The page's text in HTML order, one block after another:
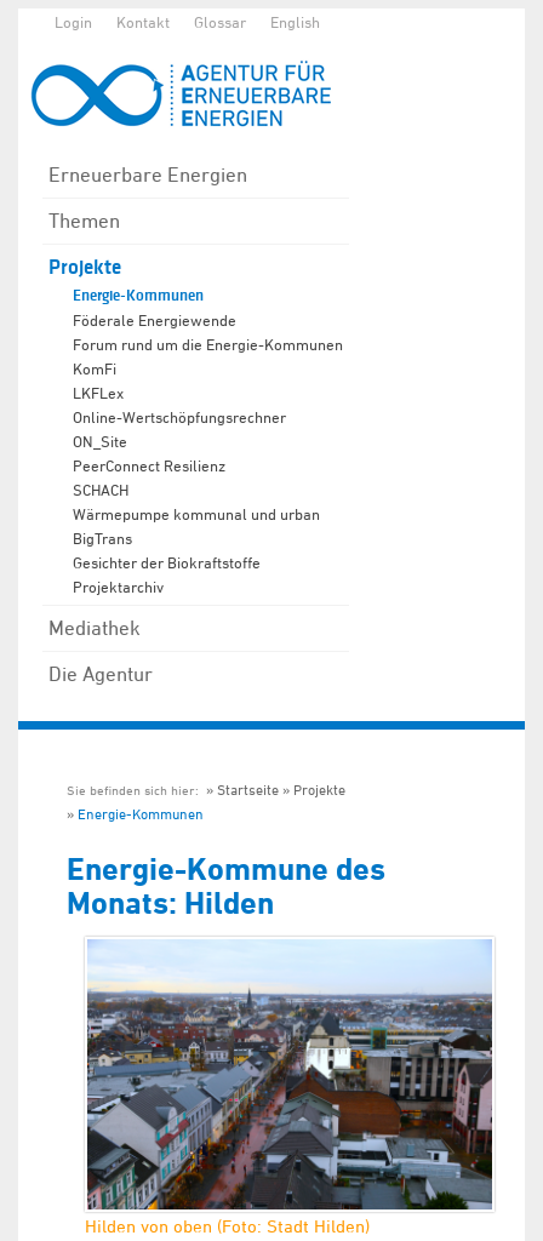
Login Kontakt Glossar English
Erneuerbare Energien
Themen
Projekte
Energie-Kommunen
Föderale Energiewende
Forum rund um die Energie-Kommunen
KomFi
LKFLex
Online-Wertschöpfungsrechner
ON_Site
PeerConnect Resilienz
SCHACH
Wärmepumpe kommunal und urban
BigTrans
Gesichter der Biokraftstoffe
Projektarchiv
Mediathek
Die Agentur
Sie befinden sich hier: Startseite
Projekte
Energie-Kommunen
Energie-Kommune des
Monats: Hilden
Hilden von oben (Foto: Stadt Hilden)